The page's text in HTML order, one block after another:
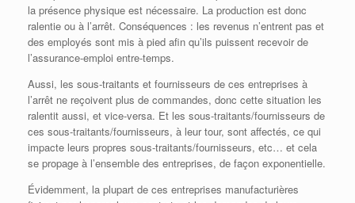
la présence physique est nécessaire. La production est donc
ralentie ou à l’arrêt. Conséquences : les revenus n’entrent pas et
des employés sont mis à pied afin qu’ils puissent recevoir de
l’assurance-emploi entre-temps.
Aussi, les sous-traitants et fournisseurs de ces entreprises à
l’arrêt ne reçoivent plus de commandes, donc cette situation les
ralentit aussi, et vice-versa. Et les sous-traitants/fournisseurs de
ces sous-traitants/fournisseurs, à leur tour, sont affectés, ce qui
impacte leurs propres sous-traitants/fournisseurs, etc… et cela
se propage à l’ensemble des entreprises, de façon exponentielle.
Évidemment, la plupart de ces entreprises manufacturières